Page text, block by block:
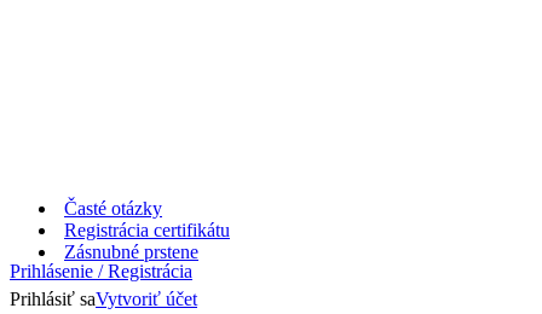
Časté otázky
Registrácia certifikátu
Prihlásenie / Registrácia
Prihlásiť saVytvoriť účet
Zásnubné prstene